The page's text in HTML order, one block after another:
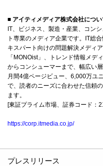
■ アイティメディア株式会社につい
IT、ビジネス、製造・産業、コン
ト専業のメディア企業です。IT総
キスパート向けの問題解決メディ
「MONOist」、トレンド情報メデ
からコンシューマーまで、幅広い
月間4億ページビュー、6,000万ユ
で、読者のニーズに合わせた信頼
ます。
[東証プライム市場、証券コード：
https://corp.itmedia.co.jp/
プレスリリース